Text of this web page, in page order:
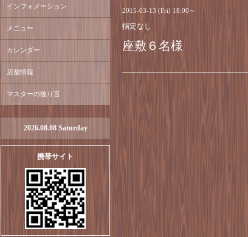
2015-03-13 (Fri) 18:00～
指定なし
座敷６名様
インフォメーション
メニュー
カレンダー
店舗情報
マスターの独り言
2026.08.08 Saturday
携帯サイト